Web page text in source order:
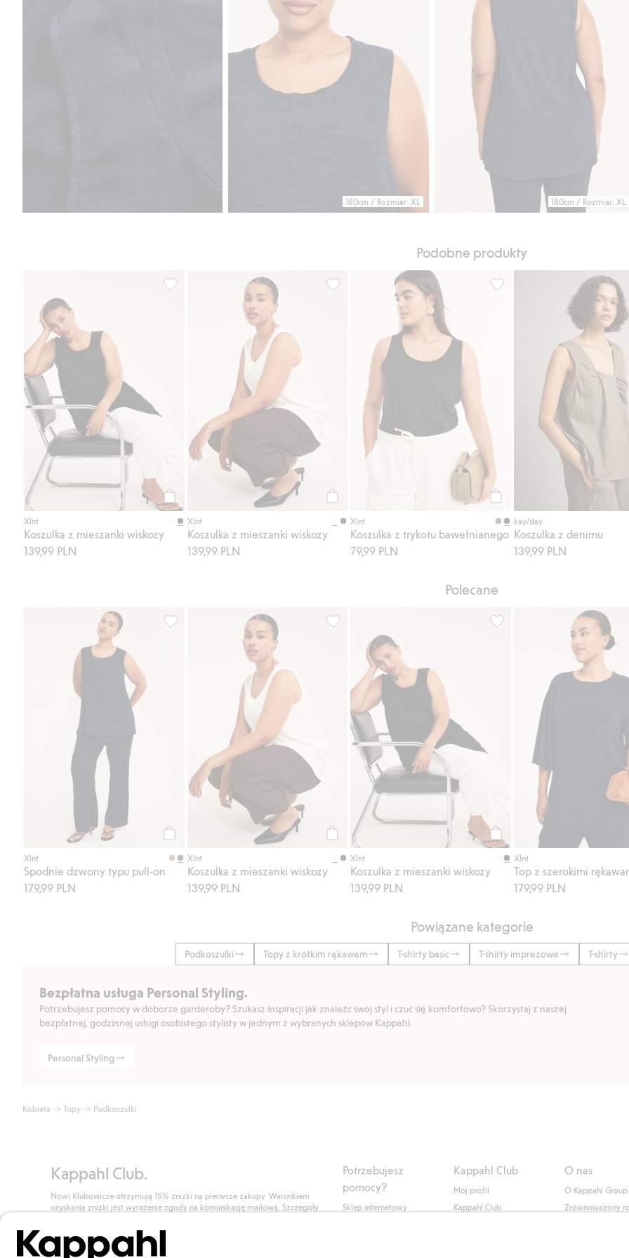
180cm / Rozmiar: XL 180cm / Rozmiar: XL
Podobne produkty
Kup
Xlnt
Koszulka z mieszanki wiskozy
139,99 PLN
Koszulka z mieszanki wiskozy, Dodaj do listy ulubione
Xlnt
Koszulka z mieszanki wiskozy
139,99 PLN
Koszulka z mieszanki wiskozy, Dodaj do listy ulubione
Xlnt
Koszulka z trykotu bawełnianego
79,99 PLN
Koszulka z trykotu
kay/day
Koszulka z denimu
139,99 PLN
Polecane
Xlnt
Spodnie dzwony typu pull-on
179,99 PLN
Spodnie dzwony typu pull-on, Dodaj do listy ulubione
Xlnt
Koszulka z mieszanki wiskozy
139,99 PLN
Koszulka z mieszanki wiskozy, Dodaj do listy ulubione
Kup
Xlnt
Koszulka z mieszanki wiskozy
139,99 PLN
Koszulka z mieszanki
Xlnt
Top z szerokimi
179,99 PLN
Powiązane kategorie
Podkoszulki Topy z krótkim rękawem T-shirty basic T-shirty imprezowe T-shirty
Bezpłatna usługa Personal Styling.
Potrzebujesz pomocy w doborze garderoby? Szukasz inspiracji jak znaleźć swój styl i czuć się komfortowo? Skorzystaj z naszej
bezpłatnej, godzinnej usługi osobistego stylisty w jednym z wybranych sklepów Kappahl.
Personal Styling
Kobieta Topy Podkoszulki
Kappahl Club.
Nowi Klubowicze otrzymują 15% zniżki na pierwsze zakupy. Warunkiem
uzyskania zniżki jest wyrażenie zgody na komunikację mailową. Szczegóły
Dołącz do Klubu!
Potrzebujesz
pomocy?
Sklep internetowy
Kappahl Club
Mój profil
Kappahl Club
O nas
O Kappahl Group
Zrównoważony